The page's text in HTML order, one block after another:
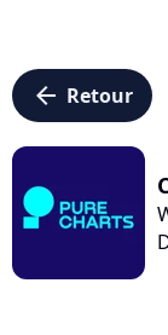
arrow_left Retour